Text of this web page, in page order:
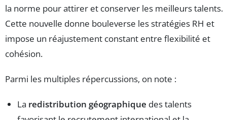
la norme pour attirer et conserver les meilleurs talents.
Cette nouvelle donne bouleverse les stratégies RH et
impose un réajustement constant entre flexibilité et
cohésion.
Parmi les multiples répercussions, on note :
La redistribution géographique des talents